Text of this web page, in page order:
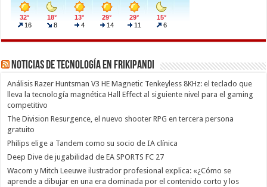
Noticias de Tecnología en Frikipandi
Análisis Razer Huntsman V3 HE Magnetic Tenkeyless 8KHz: el teclado que
lleva la tecnología magnética Hall Effect al siguiente nivel para el gaming
competitivo
The Division Resurgence, el nuevo shooter RPG en tercera persona
gratuito
Philips elige a Tandem como su socio de IA clínica
Deep Dive de jugabilidad de EA SPORTS FC 27
Wacom y Mitch Leeuwe ilustrador profesional explica: «¿Cómo se
aprende a dibujar en una era dominada por el contenido corto y los